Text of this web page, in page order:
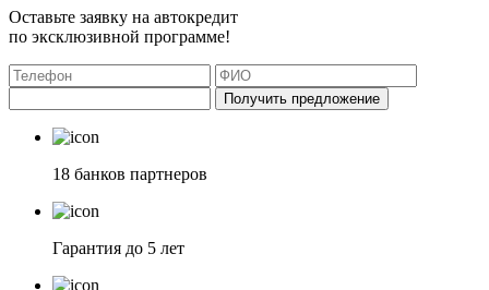
Оставьте заявку на автокредит
по эксклюзивной программе!
Получить предложение
18 банков партнеров
Гарантия до 5 лет